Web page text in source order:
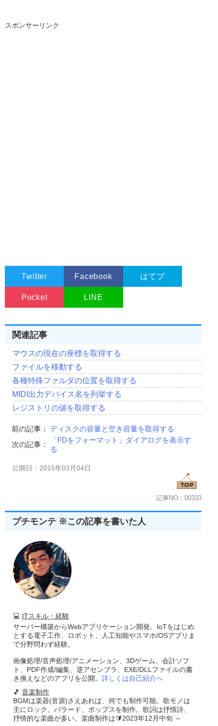
スポンサーリンク
Twitter Facebook はてブ
Pocket LINE
関連記事
マウスの現在の座標を取得する
ファイルを移動する
各種特殊ファルダの位置を取得する
MIDI出力デバイス名を列挙する
レジストリの値を取得する
前の記事：
ディスクの容量と空き容量を取得する
次の記事：
「FDをフォーマット」ダイアログを表示す
る
公開日：2015年03月04日
記事NO：00333
プチモンテ ※この記事を書いた人
💻 ITスキル・経験
サーバー構築からWebアプリケーション開発。IoTをはじめ
とする電子工作、ロボット、人工知能やスマホ/OSアプリま
で分野問わず経験。
画像処理/音声処理/アニメーション、3Dゲーム、会計ソフ
ト、PDF作成/編集、逆アセンブラ、EXE/DLLファイルの書
き換えなどのアプリを公開。 詳しくは自己紹介へ
🎵 音楽制作
BGMは楽器(音源)さえあれば、何でも制作可能。歌モノは
主にロック、バラード、ポップスを制作。歌詞は抒情詩、
抒情的な楽曲が多い。楽曲制作は🔰2023年12月中旬 ～